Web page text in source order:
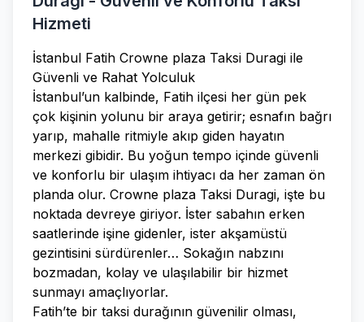
Hizmeti
İstanbul Fatih Crowne plaza Taksi Duragi ile
Güvenli ve Rahat Yolculuk
İstanbul’un kalbinde, Fatih ilçesi her gün pek
çok kişinin yolunu bir araya getirir; esnafın bağrı
yarıp, mahalle ritmiyle akıp giden hayatın
merkezi gibidir. Bu yoğun tempo içinde güvenli
ve konforlu bir ulaşım ihtiyacı da her zaman ön
planda olur. Crowne plaza Taksi Duragi, işte bu
noktada devreye giriyor. İster sabahın erken
saatlerinde işine gidenler, ister akşamüstü
gezintisini sürdürenler… Sokağın nabzını
bozmadan, kolay ve ulaşılabilir bir hizmet
sunmayı amaçlıyorlar.
Fatih’te bir taksi durağının güvenilir olması,